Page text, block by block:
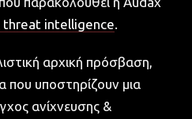
threat intelligence.
αρχική πρόσβαση,
που υποστηρίζουν μια
ανίχνευσης &